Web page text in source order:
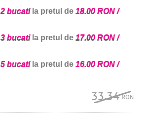
2 bucatila pretul de 18.00 RON /
3 bucatila pretul de 17.00 RON /
5 bucatila pretul de 16.00 RON /
33.34RON